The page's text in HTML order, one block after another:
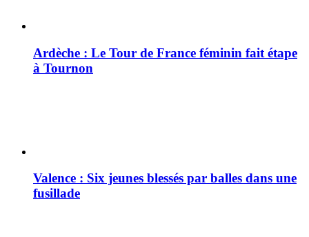
Ardèche : Le Tour de France féminin fait étape
à Tournon
Valence : Six jeunes blessés par balles dans une
fusillade